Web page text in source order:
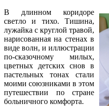
В длинном коридоре
светло и тихо. Тишина,
лужайка с круглой травой,
нарисованная на стенах в
виде волн, и иллюстрации
по-сказочному милых,
цветных детских снов в
пастельных тонах стали
моими союзниками в этом
путешествии по стране
больничного комфорта.